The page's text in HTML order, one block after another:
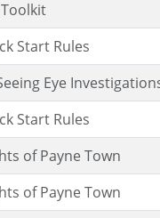
Start Rules
Eye
Start Rules
of Payne Town
of Payne Town